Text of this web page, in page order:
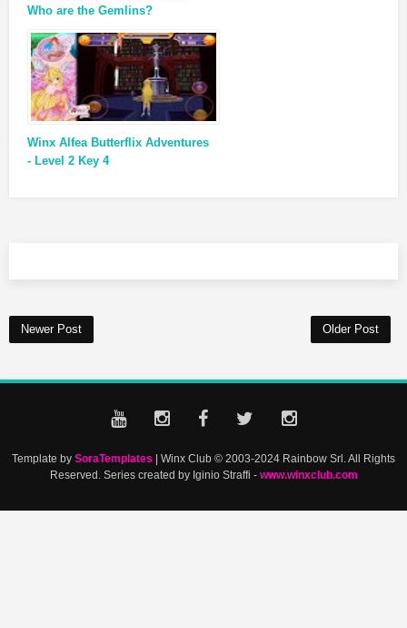
Who are the Gemlins?
Winx Alfea Butterflix Adventures
- Level 2 Key 4
Newer Post Older Post
Template by SoraTemplates | Winx Club © 2003-2024 Rainbow Srl. All Rights
Reserved. Series created by Iginio Straffi - www.winxclub.com